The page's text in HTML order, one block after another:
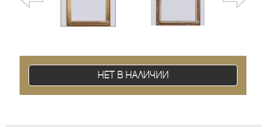
Нет в наличии